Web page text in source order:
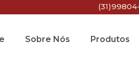
Sobre Nós Produtos